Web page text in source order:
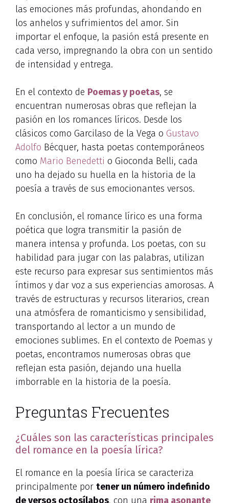
las emociones más profundas, ahondando en
los anhelos y sufrimientos del amor. Sin
importar el enfoque, la pasión está presente en
cada verso, impregnando la obra con un sentido
de intensidad y entrega.
En el contexto de Poemas y poetas, se
encuentran numerosas obras que reflejan la
pasión en los romances líricos. Desde los
clásicos como Garcilaso de la Vega o Gustavo
Adolfo Bécquer, hasta poetas contemporáneos
como Mario Benedetti o Gioconda Belli, cada
uno ha dejado su huella en la historia de la
poesía a través de sus emocionantes versos.
En conclusión, el romance lírico es una forma
poética que logra transmitir la pasión de
manera intensa y profunda. Los poetas, con su
habilidad para jugar con las palabras, utilizan
este recurso para expresar sus sentimientos más
íntimos y dar voz a sus experiencias amorosas. A
través de estructuras y recursos literarios, crean
una atmósfera de romanticismo y sensibilidad,
transportando al lector a un mundo de
emociones sublimes. En el contexto de Poemas y
poetas, encontramos numerosas obras que
reflejan esta pasión, dejando una huella
imborrable en la historia de la poesía.
Preguntas Frecuentes
¿Cuáles son las características principales
del romance en la poesía lírica?
El romance en la poesía lírica se caracteriza
principalmente por tener un número indefinido
de versos octosílabos, con una rima asonante